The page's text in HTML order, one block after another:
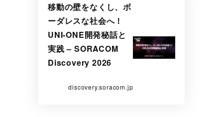
移動の壁をなくし、ボ
ーダレスな社会へ！
UNI-ONE開発秘話と
実践 – SORACOM
Discovery 2026
discovery.soracom.jp